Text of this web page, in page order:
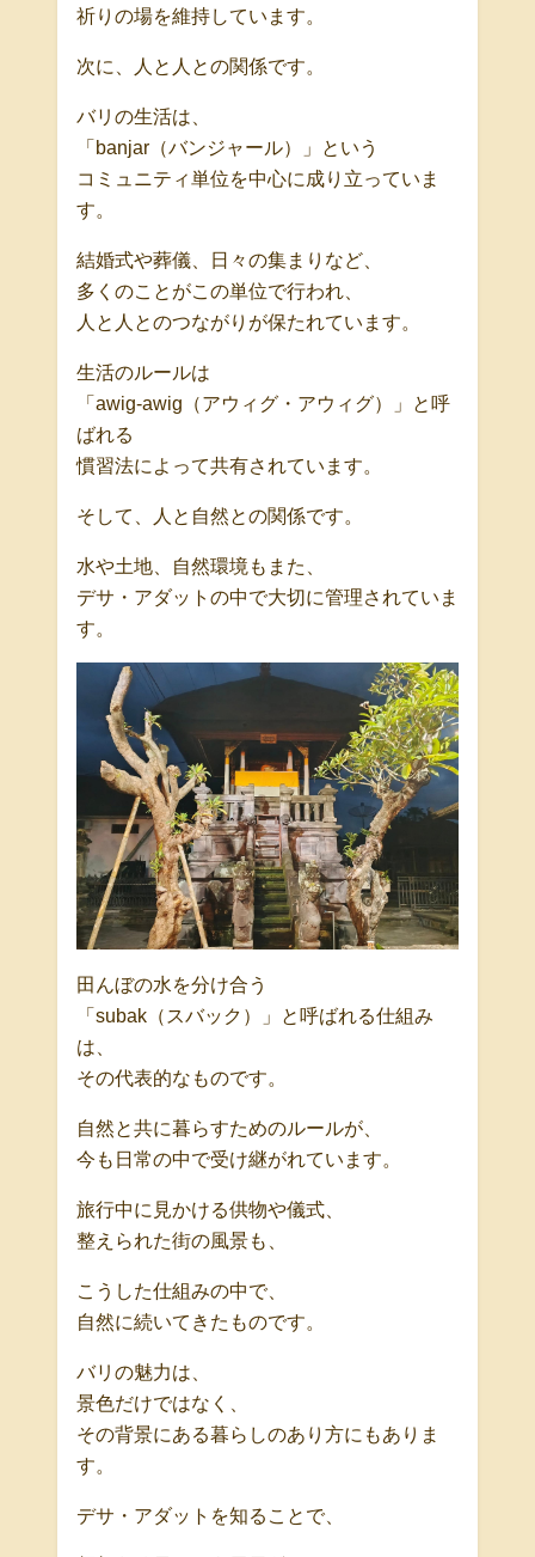
祈りの場を維持しています。
次に、人と人との関係です。
バリの生活は、
「banjar（バンジャール）」という
コミュニティ単位を中心に成り立っていま
す。
結婚式や葬儀、日々の集まりなど、
多くのことがこの単位で行われ、
人と人とのつながりが保たれています。
生活のルールは
「awig-awig（アウィグ・アウィグ）」と呼
ばれる
慣習法によって共有されています。
そして、人と自然との関係です。
水や土地、自然環境もまた、
デサ・アダットの中で大切に管理されていま
す。
田んぼの水を分け合う
「subak（スバック）」と呼ばれる仕組み
は、
その代表的なものです。
自然と共に暮らすためのルールが、
今も日常の中で受け継がれています。
旅行中に見かける供物や儀式、
整えられた街の風景も、
こうした仕組みの中で、
自然に続いてきたものです。
バリの魅力は、
景色だけではなく、
その背景にある暮らしのあり方にもありま
す。
デサ・アダットを知ることで、